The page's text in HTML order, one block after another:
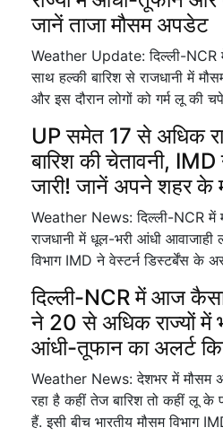
जानें ताजा मौसम अपडेट
Weather Update: दिल्ली-
साथ हल्की बारिश से राजधानी में
और इस दौरान लोगों को गर्म लू की
UP समेत 17 से अधिक
बारिश की चेतावनी,
जारी! जानें अपने शहर के
Weather News: दिल्ली-NCR में
राजधानी में धूल-भरी आंधी आवाजाही
विभाग IMD ने वेस्टर्न डिस्टर्बेंस के
दिल्ली-NCR में आज
ने 20 से अधिक राज्यों में
आंधी-तूफान का अलर्ट
Weather News: देशभर में मौसम
रहा है कहीं तेज बारिश तो कहीं लू के
हैं. इसी बीच भारतीय मौसम विभाग